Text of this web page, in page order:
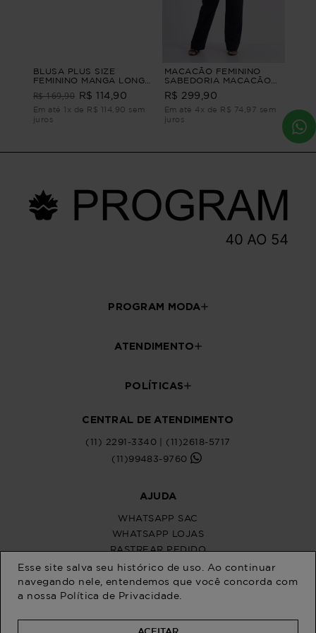
BLUSA PLUS SIZE
FEMININO MANGA LONGA
QUEENSTOWN Vinho M -
44
R$ 169,90 R$ 114,90
Em até 1x de R$ 114,90 sem
juros
MACACÃO FEMININO
SABEDORIA MACACÃO
FEMININO Preto G
R$ 299,90
Em até 4x de R$ 74,97 sem
juros
PROGRAM MODA
ATENDIMENTO
POLÍTICAS
CENTRAL DE ATENDIMENTO
(11) 2291-3340 | (11)2618-5717
(11)99483-9760
AJUDA
WHATSAPP SAC
WHATSAPP LOJAS
RASTREAR PEDIDO
SOLICITE SUA TROCA
PERGUNTAS FREQUENTES
Esse site salva seu histórico de uso. Ao continuar
navegando nele, entendemos que você concorda com
a nossa Política de Privacidade
ACEITAR